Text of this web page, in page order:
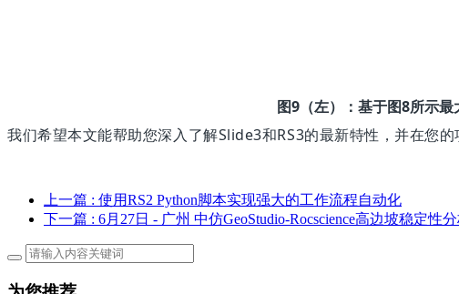
图9（左）：基于图8所示
我们希望本文能帮助您深入了解Slide3和RS3的最新特性，并在您
上一篇 : 使用RS2 Python脚本实现强大的工作流程自动化
下一篇 : 6月27日 - 广州 中仿GeoStudio-Rocscience高边坡稳定性